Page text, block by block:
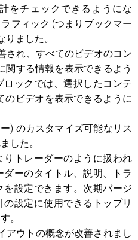
をチェックできるようにな
フィック (つまりブックマー
ました。
され、すべてのビデオのコン
関する情報を表示できるよう
ックでは、選択したコンテ
のビデオを表示できるように
) のカスタマイズ可能なリス
した。
トレーダーのように扱われ
ーのタイトル、説明、トラ
設定できます。次期バージ
設定に使用できるトップリ
。
アウトの概念が改善されまし